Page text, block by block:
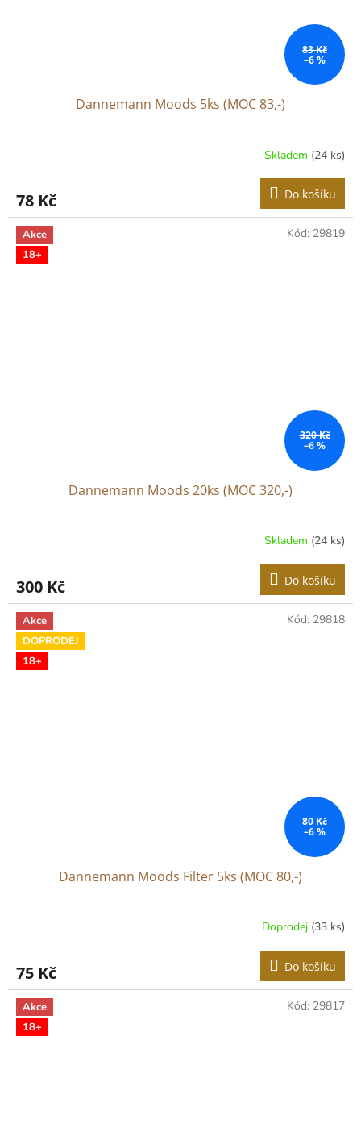
83 Kč
–6 %
Dannemann Moods 5ks (MOC 83,-)
Skladem (24 ks)
78 Kč Do košíku
Akce
18+
320 Kč
–6 %
Dannemann Moods 20ks (MOC 320,-)
Skladem (24 ks)
300 Kč Do košíku
Kód: 29819
Akce
DOPRODEJ
18+
80 Kč
–6 %
Dannemann Moods Filter 5ks (MOC 80,-)
Doprodej (33 ks)
75 Kč Do košíku
Kód: 29818
Akce
18+
Kód: 29817